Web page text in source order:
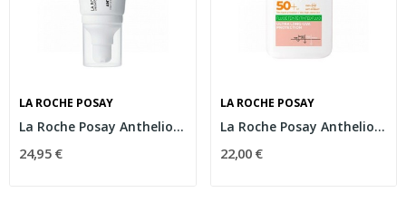
LA ROCHE POSAY
La Roche Posay Anthelios 100 KA+ MED 50ml
24,95 €
LA ROCHE POSAY
La Roche Posay Anthelios Oil Control Fluid...
22,00 €